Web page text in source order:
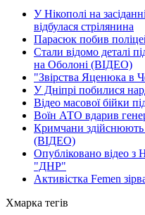
У Нікополі на
відбулася стрілянина
Парасюк побив
Стали відомо деталі
на Оболоні (ВІДЕО)
"Звірства Яценюка в
У Дніпрі побилися
Відео масової бійки
Воїн АТО вдарив
Кримчани
(ВІДЕО)
Опубліковано відео з
"ДНР"
Активістка Femen
Хмарка тегів